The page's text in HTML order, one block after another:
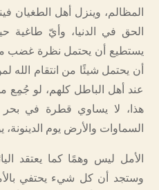
المظالم، وينزل أهل الطغيان
الحق في الدنيا، وأيّ طاغية
يستطيع أن يحتمل نظرة غضب
أن يحتمل شيئًا من انتقام الله
عند أهل الباطل كلهم، لو جُمِع
هذا، لا يساوي قطرة في
السماوات والأرض يوم
الأمل ليس وهمًا كما يعتقد
وستجد أن كل شيء يحتفي